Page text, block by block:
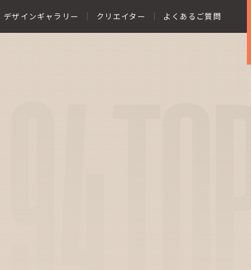
デザインギャラリー クリエイター よくあるご質問